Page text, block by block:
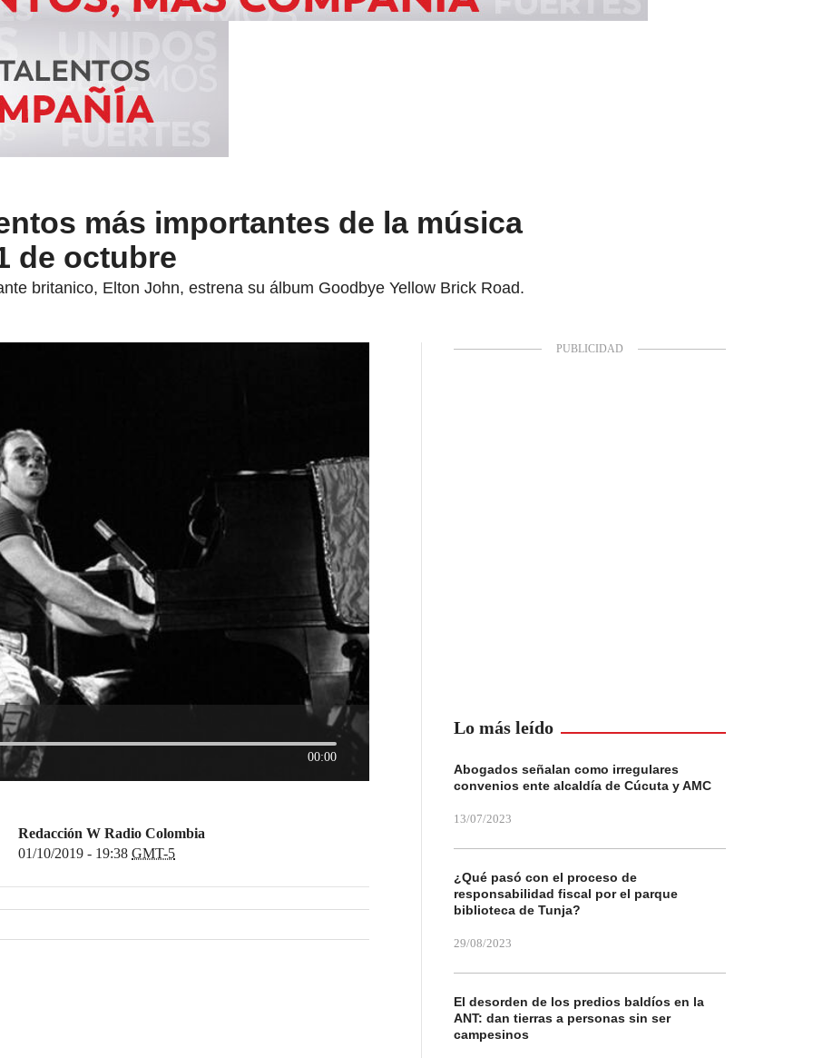
más importantes de la música
de octubre
britanico, Elton John, estrena su álbum Goodbye Yellow Brick Road.
00:00
Redacción W Radio Colombia
01/10/2019 - 19:38 GMT-5
Lo más leído
Abogados señalan como irregulares
convenios ente alcaldía de Cúcuta y AMC
13/07/2023
¿Qué pasó con el proceso de
responsabilidad fiscal por el parque
biblioteca de Tunja?
29/08/2023
El desorden de los predios baldíos en la
ANT: dan tierras a personas sin ser
campesinos